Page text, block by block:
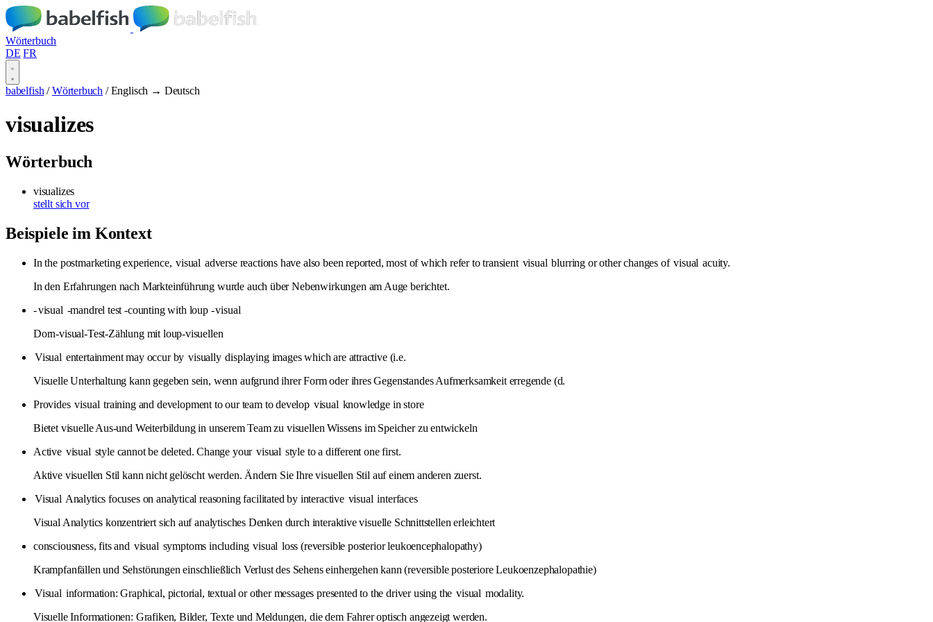
Wörterbuch
DE FR
babelfish / Wörterbuch / Englisch → Deutsch
visualizes
Wörterbuch
visualizes
stellt sich vor
Beispiele im Kontext
In the postmarketing experience, visual adverse reactions have also been reported, most of which refer to transient visual blurring or other changes of visual acuity.
In den Erfahrungen nach Markteinführung wurde auch über Nebenwirkungen am Auge berichtet.
-visual -mandrel test -counting with loup -visual
Dorn-visual-Test-Zählung mit loup-visuellen
Visual entertainment may occur by visually displaying images which are attractive (i.e.
Visuelle Unterhaltung kann gegeben sein, wenn aufgrund ihrer Form oder ihres Gegenstandes Aufmerksamkeit erregende (d.
Provides visual training and development to our team to develop visual knowledge in store
Bietet visuelle Aus-und Weiterbildung in unserem Team zu visuellen Wissens im Speicher zu entwickeln
Active visual style cannot be deleted. Change your visual style to a different one first.
Aktive visuellen Stil kann nicht gelöscht werden. Ändern Sie Ihre visuellen Stil auf einem anderen zuerst.
Visual Analytics focuses on analytical reasoning facilitated by interactive visual interfaces
Visual Analytics konzentriert sich auf analytisches Denken durch interaktive visuelle Schnittstellen erleichtert
consciousness, fits and visual symptoms including visual loss (reversible posterior leukoencephalopathy)
Krampfanfällen und Sehstörungen einschließlich Verlust des Sehens einhergehen kann (reversible posteriore Leukoenzephalopathie)
Visual information: Graphical, pictorial, textual or other messages presented to the driver using the visual modality.
Visuelle Informationen: Grafiken, Bilder, Texte und Meldungen, die dem Fahrer optisch angezeigt werden.